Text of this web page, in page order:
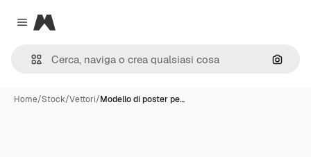
Close menu
Magnific
Cerca
Home/Stock/Vettori/Modello di poster pe…